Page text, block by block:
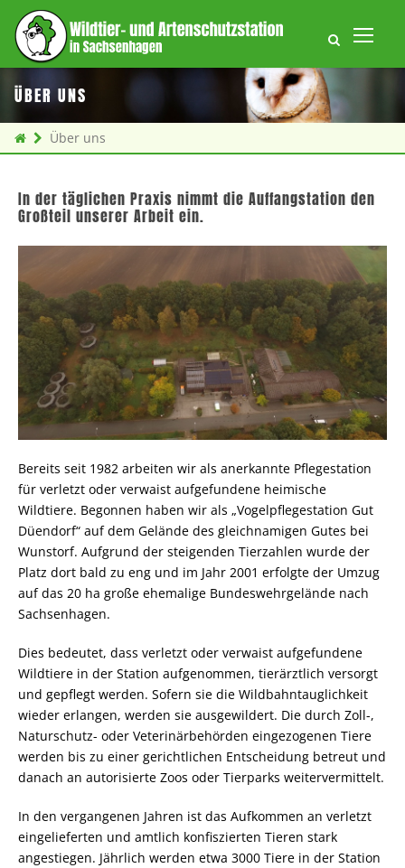
ÜBER UNS
Über uns
In der täglichen Praxis nimmt die Auffangstation den
Großteil unserer Arbeit ein.
Bereits seit 1982 arbeiten wir als anerkannte Pflegestation
für verletzt oder verwaist aufgefundene heimische
Wildtiere. Begonnen haben wir als „Vogelpflegestation Gut
Düendorf“ auf dem Gelände des gleichnamigen Gutes bei
Wunstorf. Aufgrund der steigenden Tierzahlen wurde der
Platz dort bald zu eng und im Jahr 2001 erfolgte der Umzug
auf das 20 ha große ehemalige Bundeswehrgelände nach
Sachsenhagen.
Dies bedeutet, dass verletzt oder verwaist aufgefundene
Wildtiere in der Station aufgenommen, tierärztlich versorgt
und gepflegt werden. Sofern sie die Wildbahntauglichkeit
wieder erlangen, werden sie ausgewildert. Die durch Zoll-,
Naturschutz- oder Veterinärbehörden eingezogenen Tiere
werden bis zu einer gerichtlichen Entscheidung betreut und
danach an autorisierte Zoos oder Tierparks weitervermittelt.
In den vergangenen Jahren ist das Aufkommen an verletzt
eingelieferten und amtlich konfiszierten Tieren stark
angestiegen. Jährlich werden etwa 3000 Tiere in der Station